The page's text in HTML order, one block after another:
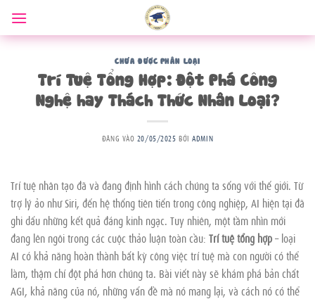
qua
nội
CHƯA ĐƯỢC PHÂN LOẠI
Trí Tuệ Tổng Hợp: Đột Phá Công
Nghệ hay Thách Thức Nhân Loại?
ĐĂNG VÀO 20/05/2025 BỞIADMIN
Trí tuệ nhân tạo đã và đang định hình cách chúng ta sống với thế giới. Từ
trợ lý ảo như Siri, đến hệ thống tiên tiến trong công nghiệp, AI hiện tại đã
ghi dấu những kết quả đáng kinh ngạc. Tuy nhiên, một tầm nhìn mới
đang lên ngôi trong các cuộc thảo luận toàn cầu: Trí tuệ tổng hợp– loại
AI có khả năng hoàn thành bất kỳ công việc trí tuệ mà con người có thể
làm, thậm chí đột phá hơn chúng ta. Bài viết này sẽ khám phá bản chất
AGI, khả năng của nó, những vấn đề mà nó mang lại, và cách nó có thể